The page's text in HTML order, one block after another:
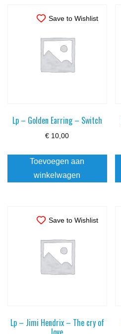
Save to Wishlist
Lp – Golden Earring – Switch
€ 10,00
Toevoegen aan
winkelwagen
Save to Wishlist
Lp – Jimi Hendrix – The cry of